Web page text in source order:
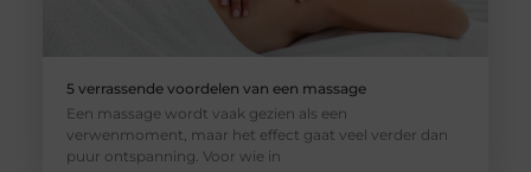
5 verrassende voordelen van een massage
Een massage wordt vaak gezien als een
verwenmoment, maar het effect gaat veel verder dan
puur ontspanning. Voor wie in